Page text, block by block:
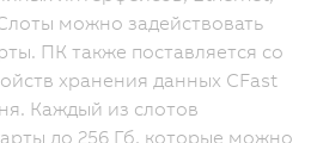
можно задействовать
ПК также поставляется со
хранения данных CFast
Каждый из слотов
до 256 Гб, которые можно